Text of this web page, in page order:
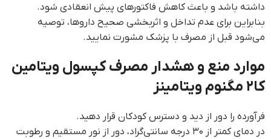
داشته باشد و باعث کاهش فاکتورهای پیش انعقادی شود.
بنابراین برای عدم تداخل و اثربخشی صحیح داروها، توصیه
می‌شود قبل از مصرف با پزشک مشورت نمایید.
موارد منع و هشدار مصرف کپسول ویتامین
کا۲ مگنوم ویتامینز
فرآورده را دور از دید و دسترس کودکان قرار دهید.
در دمای کمتر از ۳۰ درجه سانتی‌گراد، دور از نور مستقیم و رطوبت